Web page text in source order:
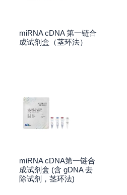
miRNA cDNA 第一链合
成试剂盒（茎环法）
miRNA cDNA第一链合
成试剂盒 (含 gDNA 去
除试剂，茎环法)